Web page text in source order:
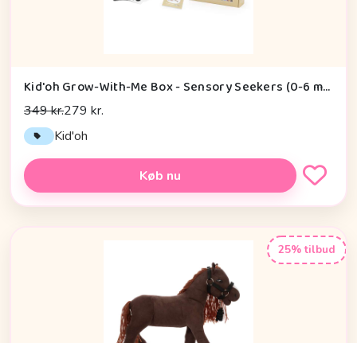
Kid'oh Grow-With-Me Box - Sensory Seekers (0-6 mdr.)
349 kr.279 kr.
Kid'oh
Køb nu
25% tilbud